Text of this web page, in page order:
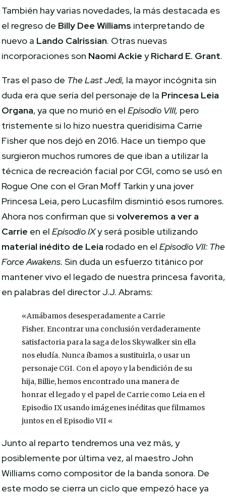
También hay varias novedades, la más destacada es
el regreso de Billy Dee Williams interpretando de
nuevo a Lando Calrissian. Otras nuevas
incorporaciones son Naomi Ackie yRichard E. Grant.
Tras el paso de The Last Jedi, la mayor incógnita sin
duda era que sería del personaje de la Princesa Leia
Organa, ya que no murió en elEpisodio VIII, pero
tristemente si lo hizo nuestra queridísima Carrie
Fisher que nos dejó en 2016. Hace un tiempo que
surgieron muchos rumores de que iban a utilizar la
técnica de recreación facial por CGI, como se usó en
Rogue One con el Gran Moff Tarkin y una jover
Princesa Leia, pero Lucasfilm dismintió esos rumores.
Ahora nos confirman que sivolveremos a ver a
Carrie en elEpisodio IXy será posible utilizando
material inédito de Leia rodado en elEpisodio VII: The
Force Awakens.Sin duda un esfuerzo titánico por
mantener vivo el legado de nuestra princesa favorita,
en palabras del director J.J. Abrams:
«Amábamos desesperadamente a Carrie
Fisher. Encontrar una conclusión verdaderamente
satisfactoria para la saga de los Skywalker sin ella
nos eludía. Nunca íbamos a sustituirla, o usar un
personaje CGI. Con el apoyo y la bendición de su
hija, Billie, hemos encontrado una manera de
honrar el legado y el papel de Carrie como Leia en el
Episodio IX usando imágenes inéditas que filmamos
juntos en el Episodio VII «
Junto al reparto tendremos una vez más, y
posiblemente por última vez, al maestro John
Williams como compositor de la banda sonora. De
este modo se cierra un ciclo que empezó hace ya